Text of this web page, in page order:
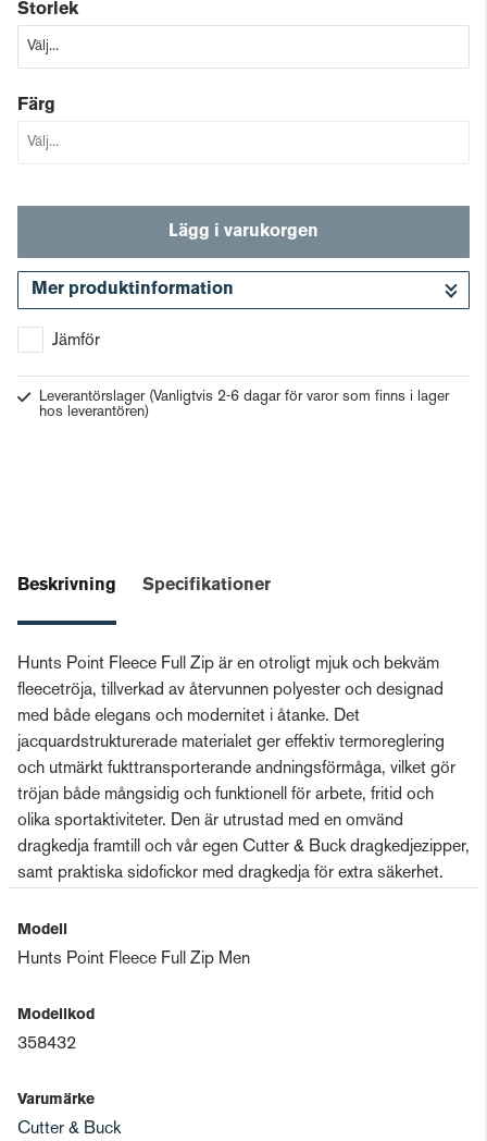
Storlek
Färg
Lägg i varukorgen
Mer produktinformation
Jämför
Leverantörslager (Vanligtvis 2-6 dagar för varor som finns i lager
hos leverantören)
Beskrivning Specifikationer
Hunts Point Fleece Full Zip är en otroligt mjuk och bekväm
fleecetröja, tillverkad av återvunnen polyester och designad
med både elegans och modernitet i åtanke. Det
jacquardstrukturerade materialet ger effektiv termoreglering
och utmärkt fukttransporterande andningsförmåga, vilket gör
tröjan både mångsidig och funktionell för arbete, fritid och
olika sportaktiviteter. Den är utrustad med en omvänd
dragkedja framtill och vår egen Cutter & Buck dragkedjezipper,
samt praktiska sidofickor med dragkedja för extra säkerhet.
Modell
Hunts Point Fleece Full Zip Men
Modellkod
358432
Varumärke
Cutter & Buck